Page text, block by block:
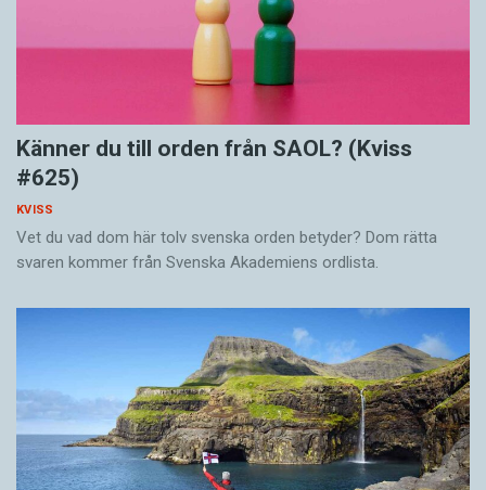
Känner du till orden från SAOL? (Kviss
#625)
KVISS
Vet du vad dom här tolv svenska orden betyder? Dom rätta
svaren kommer från Svenska Akademiens ordlista.